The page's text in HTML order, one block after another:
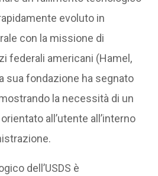
evoluto in
con la missione di
federali americani (Hamel,
sua fondazione ha segnato
la necessità di un
all’utente all’interno
dell’USDS è